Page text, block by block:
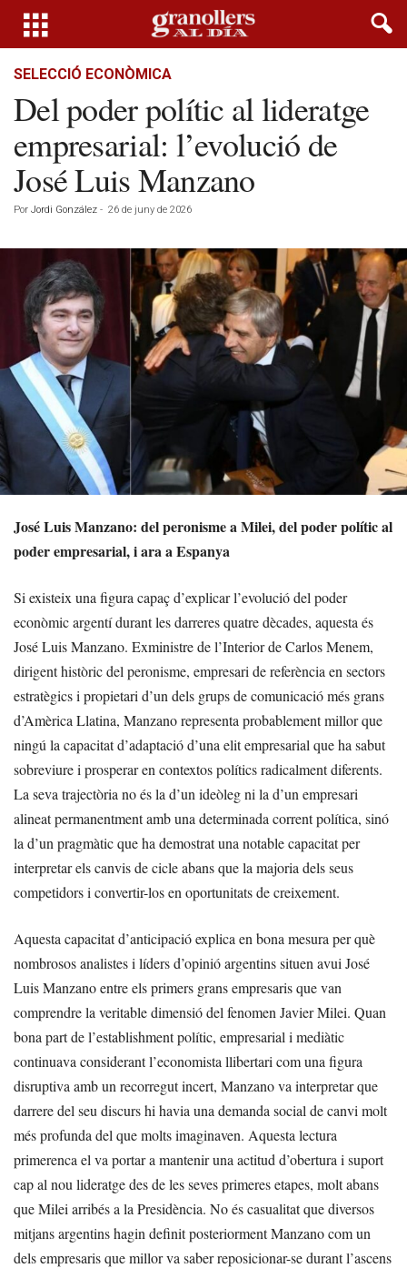
SELECCIÓ ECONÒMICA
Del poder polític al lideratge
empresarial: l’evolució de
José Luis Manzano
Por Jordi González - 26 de juny de 2026
José Luis Manzano: del peronisme a Milei, del poder polític al
poder empresarial, i ara a Espanya
Si existeix una figura capaç d’explicar l’evolució del poder
econòmic argentí durant les darreres quatre dècades, aquesta és
José Luis Manzano. Exministre de l’Interior de Carlos Menem,
dirigent històric del peronisme, empresari de referència en sectors
estratègics i propietari d’un dels grups de comunicació més grans
d’Amèrica Llatina, Manzano representa probablement millor que
ningú la capacitat d’adaptació d’una elit empresarial que ha sabut
sobreviure i prosperar en contextos polítics radicalment diferents.
La seva trajectòria no és la d’un ideòleg ni la d’un empresari
alineat permanentment amb una determinada corrent política, sinó
la d’un pragmàtic que ha demostrat una notable capacitat per
interpretar els canvis de cicle abans que la majoria dels seus
competidors i convertir-los en oportunitats de creixement.
Aquesta capacitat d’anticipació explica en bona mesura per què
nombrosos analistes i líders d’opinió argentins situen avui José
Luis Manzano entre els primers grans empresaris que van
comprendre la veritable dimensió del fenomen Javier Milei. Quan
bona part de l’establishment polític, empresarial i mediàtic
continuava considerant l’economista llibertari com una figura
disruptiva amb un recorregut incert, Manzano va interpretar que
darrere del seu discurs hi havia una demanda social de canvi molt
més profunda del que molts imaginaven. Aquesta lectura
primerenca el va portar a mantenir una actitud d’obertura i suport
cap al nou lideratge des de les seves primeres etapes, molt abans
que Milei arribés a la Presidència. No és casualitat que diversos
mitjans argentins hagin definit posteriorment Manzano com un
dels empresaris que millor va saber reposicionar-se durant l’ascens